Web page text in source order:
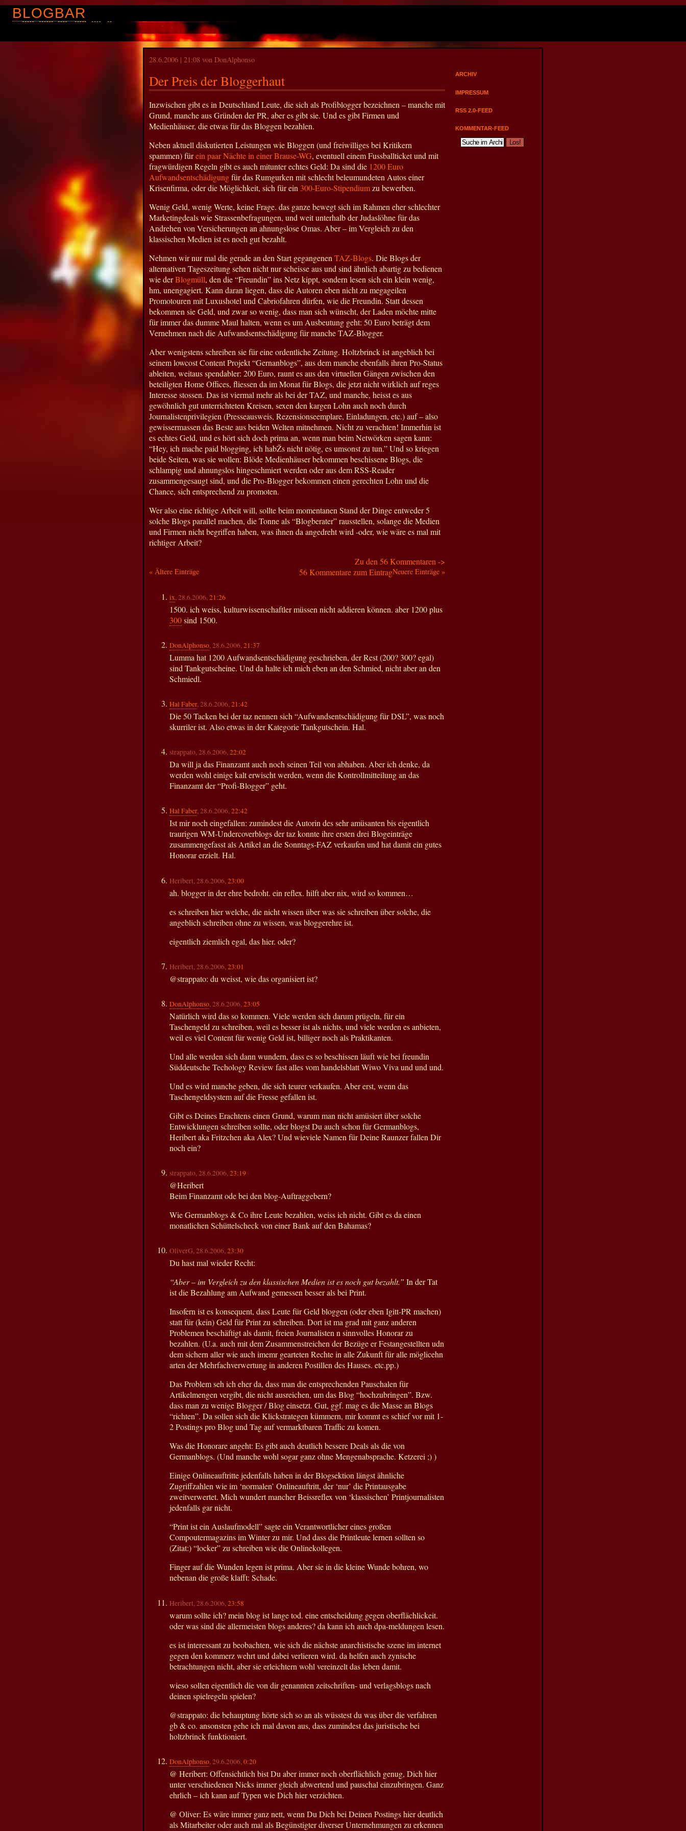
BLOGBAR
28.6.2006 | 21:08 von DonAlphonso
Der Preis der Bloggerhaut
Inzwischen gibt es in Deutschland Leute, die sich als Profiblogger bezeichnen – manche mit
Grund, manche aus Gründen der PR, aber es gibt sie. Und es gibt Firmen und
Medienhäuser, die etwas für das Bloggen bezahlen.
Neben aktuell diskutierten Leistungen wie Bloggen (und freiwilliges bei Kritikern
spammen) fürein paar Nächte in einer Brause-WG, eventuell einem Fussballticket und mit
fragwürdigen Regeln gibt es auch mitunter echtes Geld: Da sind die 1200 Euro
Aufwandsentschädigungfür das Rumgurken mit schlecht beleumundeten Autos einer
Krisenfirma, oder die Möglichkeit, sich für ein 300-Euro-Stipendiumzu bewerben.
Wenig Geld, wenig Werte, keine Frage. das ganze bewegt sich im Rahmen eher schlechter
Marketingdeals wie Strassenbefragungen, und weit unterhalb der Judaslöhne für das
Andrehen von Versicherungen an ahnungslose Omas. Aber – im Vergleich zu den
klassischen Medien ist es noch gut bezahlt.
Nehmen wir nur mal die gerade an den Start gegangenen TAZ-Blogs. Die Blogs der
alternativen Tageszeitung sehen nicht nur scheisse aus und sind ähnlich abartig zu bedienen
wie derBlogmüll, den die “Freundin” ins Netz kippt, sondern lesen sich ein klein wenig,
hm, unengagiert. Kann daran liegen, dass die Autoren eben nicht zu megageilen
Promotouren mit Luxushotel und Cabriofahren dürfen, wie die Freundin. Statt dessen
bekommen sie Geld, und zwar so wenig, dass man sich wünscht, der Laden möchte mitte
für immer das dumme Maul halten, wenn es um Ausbeutung geht: 50 Euro beträgt dem
Vernehmen nach die Aufwandsentschädigung für manche TAZ-Blogger.
Aber wenigstens schreiben sie für eine ordentliche Zeitung. Holtzbrinck ist angeblich bei
seinem lowcost Content Projekt “Gernanblogs”, aus dem manche ebenfalls ihren Pro-Status
ableiten, weitaus spendabler: 200 Euro, raunt es aus den virtuellen Gängen zwischen den
beteiligten Home Offices, fliessen da im Monat für Blogs, die jetzt nicht wirklich auf reges
Interesse stossen. Das ist viermal mehr als bei der TAZ, und manche, heisst es aus
gewöhnlich gut unterrichteten Kreisen, sexen den kargen Lohn auch noch durch
Journalistenprivilegien (Presseausweis, Rezensionseemplare, Einladungen, etc.) auf – also
gewissermassen das Beste aus beiden Welten mitnehmen. Nicht zu verachten! Immerhin ist
es echtes Geld, und es hört sich doch prima an, wenn man beim Netwörken sagen kann:
“Hey, ich mache paid blogging, ich habŽs nicht nötig, es umsonst zu tun.” Und so kriegen
beide Seiten, was sie wollen: Blöde Medienhäuser bekommen beschissene Blogs, die
schlampig und ahnungslos hingeschmiert werden oder aus dem RSS-Reader
zusammengesaugt sind, und die Pro-Blogger bekommen einen gerechten Lohn und die
Chance, sich entsprechend zu promoten.
Wer also eine richtige Arbeit will, sollte beim momentanen Stand der Dinge entweder 5
solche Blogs parallel machen, die Tonne als “Blogberater” rausstellen, solange die Medien
und Firmen nicht begriffen haben, was ihnen da angedreht wird -oder, wie wäre es mal mit
richtiger Arbeit?
Zu den 56 Kommentaren ->
« Ältere Einträge Neuere Einträge »
56 Kommentare zum Eintrag
ix, 28.6.2006,21:26
1500. ich weiss, kulturwissenschaftler müssen nicht addieren können. aber 1200 plus
300sind 1500.
DonAlphonso, 28.6.2006,21:37
Lumma hat 1200 Aufwandsentschädigung geschrieben, der Rest (200? 300? egal)
sind Tankgutscheine. Und da halte ich mich eben an den Schmied, nicht aber an den
Schmiedl.
Hal Faber, 28.6.2006,21:42
Die 50 Tacken bei der taz nennen sich “Aufwandsentschädigung für DSL”, was noch
skurriler ist. Also etwas in der Kategorie Tankgutschein. Hal.
strappato, 28.6.2006,22:02
Da will ja das Finanzamt auch noch seinen Teil von abhaben. Aber ich denke, da
werden wohl einige kalt erwischt werden, wenn die Kontrollmitteilung an das
Finanzamt der “Profi-Blogger” geht.
Hal Faber, 28.6.2006,22:42
Ist mir noch eingefallen: zumindest die Autorin des sehr amüsanten bis eigentlich
traurigen WM-Undercoverblogs der taz konnte ihre ersten drei Blogeinträge
zusammengefasst als Artikel an die Sonntags-FAZ verkaufen und hat damit ein gutes
Honorar erzielt. Hal.
Heribert, 28.6.2006,23:00
ah. blogger in der ehre bedroht. ein reflex. hilft aber nix, wird so kommen…
es schreiben hier welche, die nicht wissen über was sie schreiben über solche, die
angeblich schreiben ohne zu wissen, was bloggerehre ist.
eigentlich ziemlich egal, das hier. oder?
Heribert, 28.6.2006,23:01
@strappato: du weisst, wie das organisiert ist?
DonAlphonso, 28.6.2006,23:05
Natürlich wird das so kommen. Viele werden sich darum prügeln, für ein
Taschengeld zu schreiben, weil es besser ist als nichts, und viele werden es anbieten,
weil es viel Content für wenig Geld ist, billiger noch als Praktikanten.
Und alle werden sich dann wundern, dass es so beschissen läuft wie bei freundin
Süddeutsche Techology Review fast alles vom handelsblatt Wiwo Viva und und und.
Und es wird manche geben, die sich teurer verkaufen. Aber erst, wenn das
Taschengeldsystem auf die Fresse gefallen ist.
Gibt es Deines Erachtens einen Grund, warum man nicht amüsiert über solche
Entwicklungen schreiben sollte, oder blogst Du auch schon für Germanblogs,
Heribert aka Fritzchen aka Alex? Und wieviele Namen für Deine Raunzer fallen Dir
noch ein?
strappato, 28.6.2006,23:19
@Heribert
Beim Finanzamt ode bei den blog-Auftraggebern?
Wie Germanblogs & Co ihre Leute bezahlen, weiss ich nicht. Gibt es da einen
monatlichen Schüttelscheck von einer Bank auf den Bahamas?
OliverG, 28.6.2006,23:30
Du hast mal wieder Recht:
“Aber – im Vergleich zu den klassischen Medien ist es noch gut bezahlt.” In der Tat
ist die Bezahlung am Aufwand gemessen besser als bei Print.
Insofern ist es konsequent, dass Leute für Geld bloggen (oder eben Igitt-PR machen)
statt für (kein) Geld für Print zu schreiben. Dort ist ma grad mit ganz anderen
Problemen beschäftigt als damit, freien Journalisten n sinnvolles Honorar zu
bezahlen. (U.a. auch mit dem Zusammenstreichen der Bezüge er Festangestellten udn
dem sichern aller wie auch imemr gearteten Rechte in alle Zukunft für alle möglicehn
arten der Mehrfachverwertung in anderen Postillen des Hauses. etc.pp.)
Das Problem seh ich eher da, dass man die entsprechenden Pauschalen für
Artikelmengen vergibt, die nicht ausreichen, um das Blog “hochzubringen”. Bzw.
dass man zu wenige Blogger / Blog einsetzt. Gut, ggf. mag es die Masse an Blogs
“richten”. Da sollen sich die Klickstrategen kümmern, mir kommt es schief vor mit 1-
2 Postings pro Blog und Tag auf vermarktbaren Traffic zu komen.
Was die Honorare angeht: Es gibt auch deutlich bessere Deals als die von
Germanblogs. (Und manche wohl sogar ganz ohne Mengenabsprache. Ketzerei ;) )
Einige Onlineauftritte jedenfalls haben in der Blogsektion längst ähnliche
Zugriffzahlen wie im ‘normalen’ Onlineauftritt, der ‘nur’ die Printausgabe
zweitverwertet. Mich wundert mancher Beissreflex von ‘klassischen’ Printjournalisten
jedenfalls gar nicht.
“Print ist ein Auslaufmodell” sagte ein Verantwortlicher eines großen
Compoutermagazins im Winter zu mir. Und dass die Printleute lernen sollten so
(Zitat:) “locker” zu schreiben wie die Onlinekollegen.
Finger auf die Wunden legen ist prima. Aber sie in die kleine Wunde bohren, wo
nebenan die große klafft: Schade.
Heribert, 28.6.2006,23:58
warum sollte ich? mein blog ist lange tod. eine entscheidung gegen oberflächlickeit.
oder was sind die allermeisten blogs anderes? da kann ich auch dpa-meldungen lesen.
es ist interessant zu beobachten, wie sich die nächste anarchistische szene im internet
gegen den kommerz wehrt und dabei verlieren wird. da helfen auch zynische
betrachtungen nicht, aber sie erleichtern wohl vereinzelt das leben damit.
wieso sollen eigentlich die von dir genannten zeitschriften- und verlagsblogs nach
deinen spielregeln spielen?
@strappato: die behauptung hörte sich so an als wüsstest du was über die verfahren
gb & co. ansonsten gehe ich mal davon aus, dass zumindest das juristische bei
holtzbrinck funktioniert.
DonAlphonso, 29.6.2006,0:20
@ Heribert: Offensichtlich bist Du aber immer noch oberflächlich genug, Dich hier
unter verschiedenen Nicks immer gleich abwertend und pauschal einzubringen. Ganz
ehrlich – ich kann auf Typen wie Dich hier verzichten.
@ Oliver: Es wäre immer ganz nett, wenn Du Dich bei Deinen Postings hier deutlich
als Mitarbeiter oder auch mal als Begünstigter diverser Unternehmungen zu erkennen
ARCHIV
IMPRESSUM
RSS 2.0-FEED
KOMMENTAR-FEED